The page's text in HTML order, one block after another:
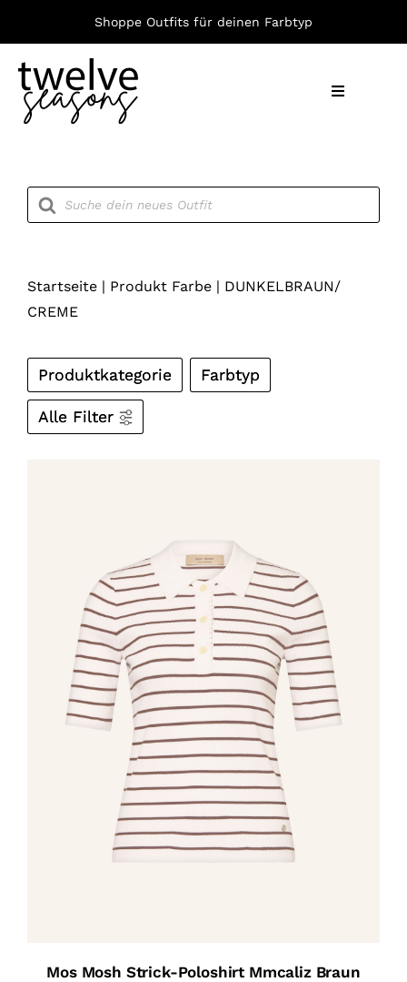
springen
Shoppe Outfits für deinen Farbtyp
Toggle
Products
search
Startseite| Produkt Farbe| DUNKELBRAUN/
CREME
Produktkategorie Farbtyp
Alle Filter
Mos Mosh Strick-Poloshirt Mmcaliz Braun